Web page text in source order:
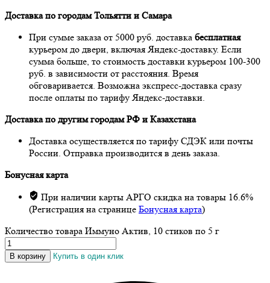
Доставка по городам Тольятти и Самара
При сумме заказа от 5000 руб. доставка бесплатная
курьером до двери, включая Яндекс-доставку. Если
сумма больше, то стоимость доставки курьером 100-300
руб. в зависимости от расстояния. Время
обговаривается. Возможна экспресс-доставка сразу
после оплаты по тарифу Яндекс-доставки.
Доставка по другим городам РФ и Казахстана
Доставка осуществляется по тарифу СДЭК или почты
России. Отправка производится в день заказа.
Бонусная карта
При наличии карты АРГО скидка на товары 16.6%
(Регистрация на странице Бонусная карта)
Количество товара Иммуно Актив, 10 стиков по 5 г
В корзину Купить в один клик